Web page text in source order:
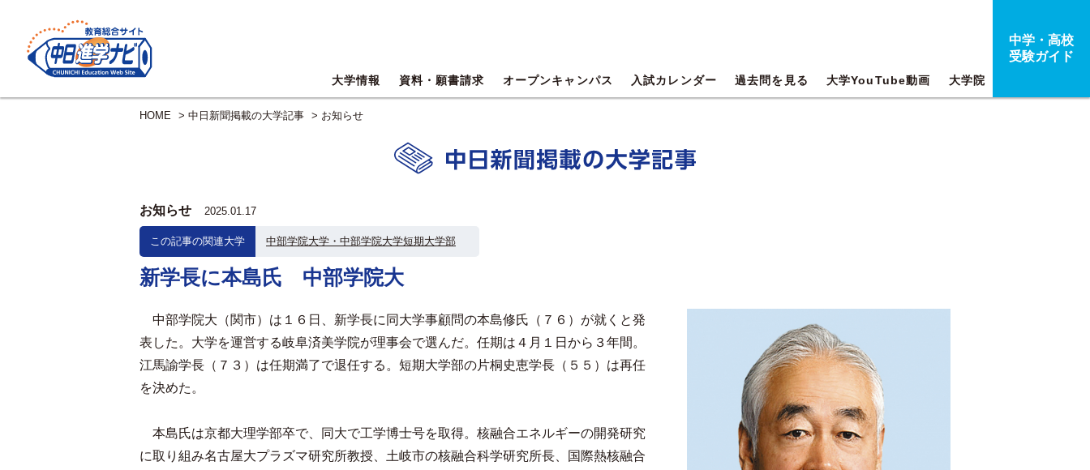
大学情報 資料・願書請求 オープンキャンパス 入試カレンダー 過去問を見る 大学YouTube動画 大学院
中学・高校
受験ガイド
HOME > 中日新聞掲載の大学記事 > お知らせ
お知らせ 2025.01.17
この記事の関連大学 中部学院大学・中部学院大学短期大学部
新学長に本島氏 中部学院大
中部学院大（関市）は１６日、新学長に同大学事顧問の本島修氏（７６）が就くと発
表した。大学を運営する岐阜済美学院が理事会で選んだ。任期は４月１日から３年間。
江馬諭学長（７３）は任期満了で退任する。短期大学部の片桐史恵学長（５５）は再任
を決めた。
本島氏は京都大理学部卒で、同大で工学博士号を取得。核融合エネルギーの開発研究
に取り組み名古屋大プラズマ研究所教授、土岐市の核融合科学研究所長、国際熱核融合